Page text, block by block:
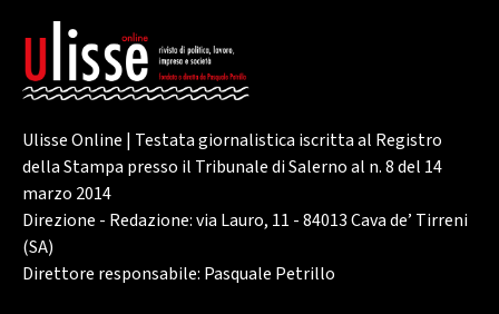
Ulisse Online | Testata giornalistica iscritta al Registro
della Stampa presso il Tribunale di Salerno al n. 8 del 14
marzo 2014
Direzione - Redazione: via Lauro, 11 - 84013 Cava de’ Tirreni
(SA)
Direttore responsabile: Pasquale Petrillo